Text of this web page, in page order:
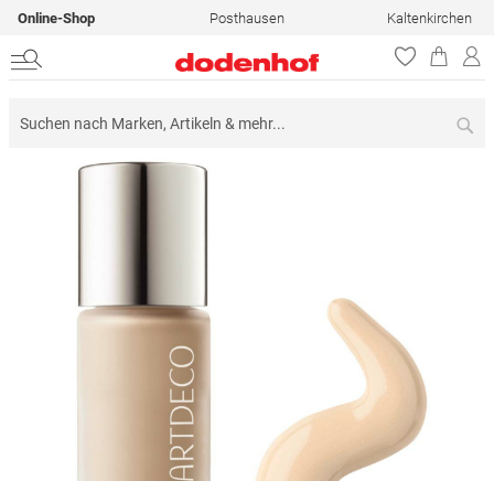
Online-Shop Posthausen Kaltenkirchen